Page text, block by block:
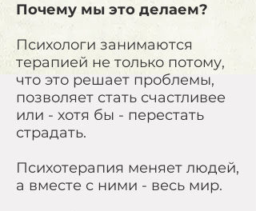
Почему мы это делаем?
Психологи занимаются
терапией не только потому,
что это решает проблемы,
позволяет стать счастливее
или - хотя бы - перестать
страдать.
Психотерапия меняет людей,
а вместе с ними - весь мир.